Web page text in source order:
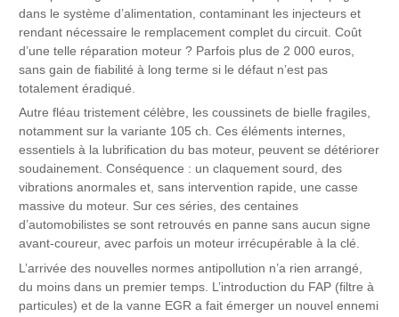
dans le système d’alimentation, contaminant les injecteurs et
rendant nécessaire le remplacement complet du circuit. Coût
d’une telle réparation moteur ? Parfois plus de 2 000 euros,
sans gain de fiabilité à long terme si le défaut n’est pas
totalement éradiqué.
Autre fléau tristement célèbre, les coussinets de bielle fragiles,
notamment sur la variante 105 ch. Ces éléments internes,
essentiels à la lubrification du bas moteur, peuvent se détériorer
soudainement. Conséquence : un claquement sourd, des
vibrations anormales et, sans intervention rapide, une casse
massive du moteur. Sur ces séries, des centaines
d’automobilistes se sont retrouvés en panne sans aucun signe
avant-coureur, avec parfois un moteur irrécupérable à la clé.
L’arrivée des nouvelles normes antipollution n’a rien arrangé,
du moins dans un premier temps. L’introduction du FAP (filtre à
particules) et de la vanne EGR a fait émerger un nouvel ennemi